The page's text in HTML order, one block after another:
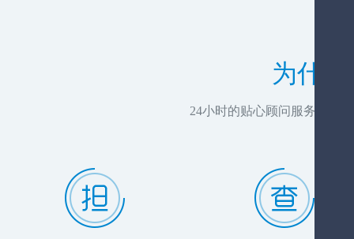
为什
24小时的贴心顾问服务，推